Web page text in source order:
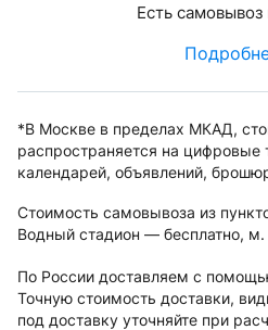
Есть
*В Москве в пределах МКАД,
распространяется на
календарей, объявлений,
Стоимость самовывоза из
Водный стадион — бесплатно,
По России доставляем с
Точную стоимость доставки,
под доставку уточняйте при